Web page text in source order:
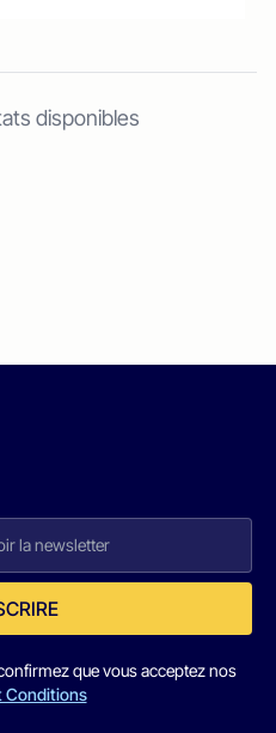
disponibles
que vous acceptez nos
Conditions